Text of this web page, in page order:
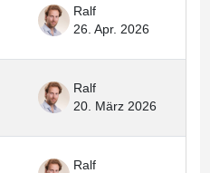
Ralf
26. Apr. 2026
Ralf
20. März 2026
Ralf